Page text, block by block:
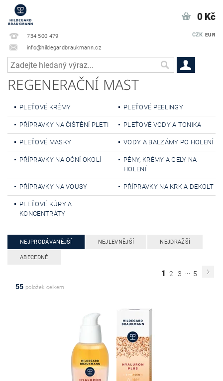
734 500 479
info@hildegardbraukmann.cz
CZK EUR
0 Kč
REGENERAČNÍ MAST
PLEŤOVÉ KRÉMY PLEŤOVÉ PEELINGY
PŘÍPRAVKY NA ČIŠTĚNÍ PLETI PLEŤOVÉ VODY A TONIKA
PLEŤOVÉ MASKY VODY A BALZÁMY PO HOLENÍ
PŘÍPRAVKY NA OČNÍ OKOLÍ
PĚNY, KRÉMY A GELY NA
HOLENÍ
PŘÍPRAVKY NA VOUSY PŘÍPRAVKY NA KRK A DEKOLT
PLEŤOVÉ KÚRY A
KONCENTRÁTY
NEJPRODÁVANĚJŠÍ NEJLEVNĚJŠÍ NEJDRAŽŠÍ
ABECEDNĚ
1 2 3 ... 5
55 položek celkem